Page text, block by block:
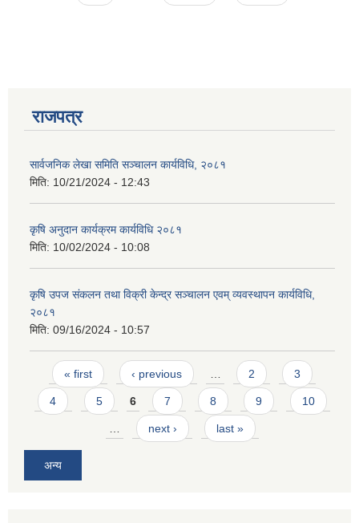
राजपत्र
सार्वजनिक लेखा समिति सञ्चालन कार्यविधि, २०८१
मिति: 10/21/2024 - 12:43
कृषि अनुदान कार्यक्रम कार्यविधि २०८१
मिति: 10/02/2024 - 10:08
कृषि उपज संकलन तथा विक्री केन्द्र सञ्चालन एवम् व्यवस्थापन कार्यविधि,
२०८१
मिति: 09/16/2024 - 10:57
Pages
« first ‹ previous 2 3
4 5 6 7 8 9 10
next › last »
अन्य